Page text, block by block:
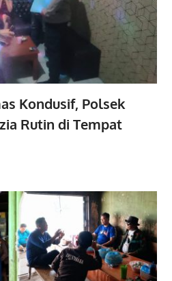
Kondusif, Polsek
Rutin di Tempat